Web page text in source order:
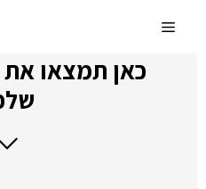
לתוכןMenu
כאן תמצאו את